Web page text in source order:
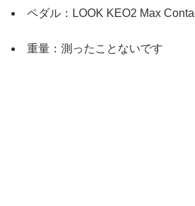
ペダル：LOOK KEO2 Max
重量：測ったことないです